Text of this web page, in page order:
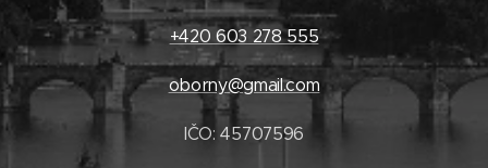
+420 603 278 555
oborny@gmail.com
IČO: 45707596